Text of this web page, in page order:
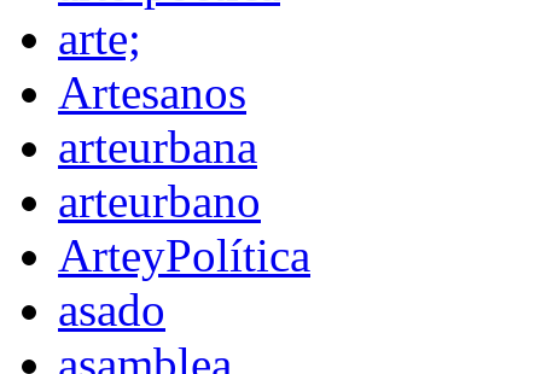
arte;
Artesanos
arteurbana
arteurbano
ArteyPolítica
asado